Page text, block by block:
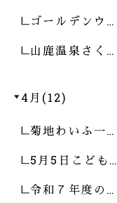
ゴールデンウ…
山鹿温泉さく…
4月(12)
菊地わいふ一…
5月5日こども…
令和７年度の…